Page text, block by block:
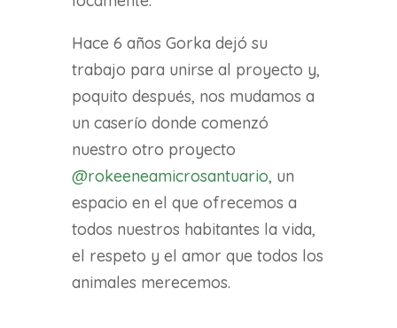
Hace 6 años Gorka dejó su
trabajo para unirse al proyecto y,
poquito después, nos mudamos a
un caserío donde comenzó
nuestro otro proyecto
@rokeeneamicrosantuario, un
espacio en el que ofrecemos a
todos nuestros habitantes la vida,
el respeto y el amor que todos los
animales merecemos.